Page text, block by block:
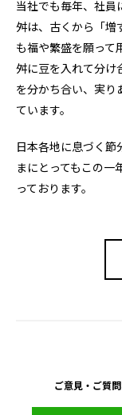
当社でも毎年、社員
舛は、古くから「増
も福や繁盛を願って
舛に豆を入れて分け
を分かち合い、実り
ています。
日本各地に息づく節
まにとってもこの一
っております。
ご意見・ご質